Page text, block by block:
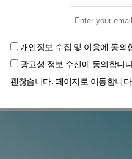
개인정보 수집 및 이용에 동의
광고성 정보 수신에 동의합니
괜찮습니다. 페이지로 이동합니